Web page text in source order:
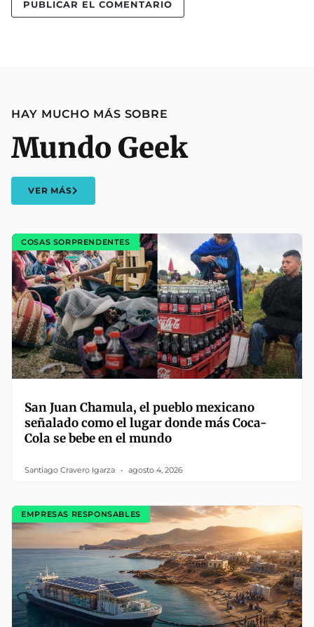
HAY MUCHO MÁS SOBRE
Mundo Geek
VER MÁS
COSAS SORPRENDENTES
San Juan Chamula, el pueblo mexicano
señalado como el lugar donde más Coca-
Cola se bebe en el mundo
Santiago Cravero Igarza agosto 4, 2026
EMPRESAS RESPONSABLES